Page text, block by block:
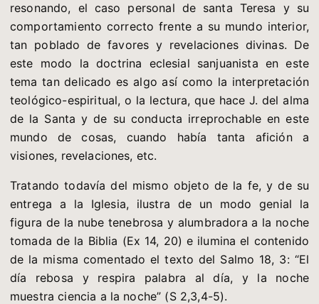
resonando, el caso personal de santa Teresa y su
comportamiento correcto frente a su mundo interior,
tan poblado de favores y revelaciones divinas. De
este modo la doctrina eclesial sanjuanista en este
tema tan delicado es algo así como la interpretación
teológico-espiritual, o la lectura, que hace J. del alma
de la Santa y de su conducta irreprochable en este
mundo de cosas, cuando había tanta afición a
visiones, revelaciones, etc.
Tratando todavía del mismo objeto de la fe, y de su
entrega a la Iglesia, ilustra de un modo genial la
figura de la nube tenebrosa y alumbradora a la noche
tomada de la Biblia (Ex 14, 20) e ilumina el contenido
de la misma comentado el texto del Salmo 18, 3: “El
día rebosa y respira palabra al día, y la noche
muestra ciencia a la noche” (S 2,3,4-5).